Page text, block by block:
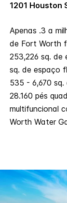
1201 Houston
Apenas .3 a
de Fort Worth
253,226 sq.
sq. de espaço
535 - 6,670
28.160 pés
multifuncional
Worth Water